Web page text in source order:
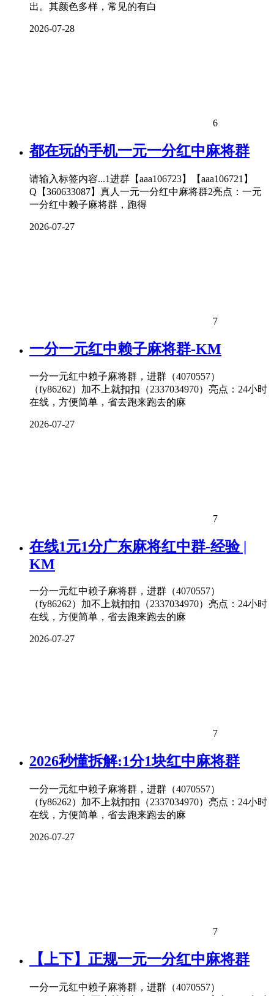
出。其颜色多样，常见的有白
2026-07-28
6
都在玩的手机一元一分红中麻将群
请输入标签内容...1进群【aaa106723】【aaa106721】
Q【360633087】真人一元一分红中麻将群2亮点：一元
一分红中赖子麻将群，跑得
2026-07-27
7
一分一元红中赖子麻将群-KM
一分一元红中赖子麻将群，进群（4070557）
（fy86262）加不上就扣扣（2337034970）亮点：24小时
在线，方便简单，省去跑来跑去的麻
2026-07-27
7
在线1元1分广东麻将红中群-经验 |
KM
一分一元红中赖子麻将群，进群（4070557）
（fy86262）加不上就扣扣（2337034970）亮点：24小时
在线，方便简单，省去跑来跑去的麻
2026-07-27
7
2026秒懂拆解:1分1块红中麻将群
一分一元红中赖子麻将群，进群（4070557）
（fy86262）加不上就扣扣（2337034970）亮点：24小时
在线，方便简单，省去跑来跑去的麻
2026-07-27
7
【上下】正规一元一分红中麻将群
一分一元红中赖子麻将群，进群（4070557）